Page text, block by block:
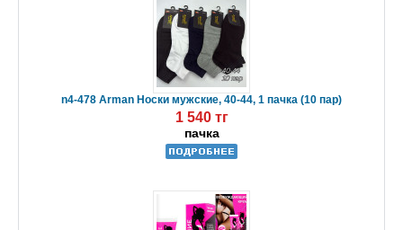
n4-478 Arman Носки мужские, 40-44, 1 пачка (10 пар)
1 540 тг
пачка